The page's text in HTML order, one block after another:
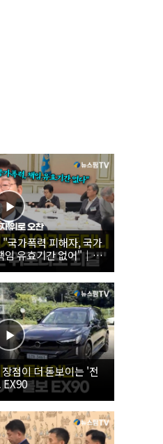
가폭력 피해자, 국가
유효기간 없어"｜
자 위로 오찬
점이 더 돋보이는 '전
EX90